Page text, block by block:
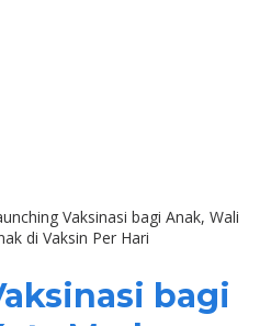
Vaksinasi bagi Anak, Wali
di Vaksin Per Hari
bagi